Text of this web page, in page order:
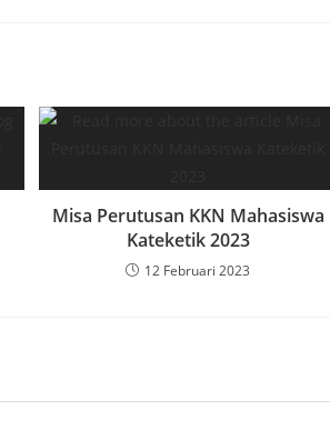
Misa Perutusan KKN Mahasiswa
Kateketik 2023
12 Februari 2023